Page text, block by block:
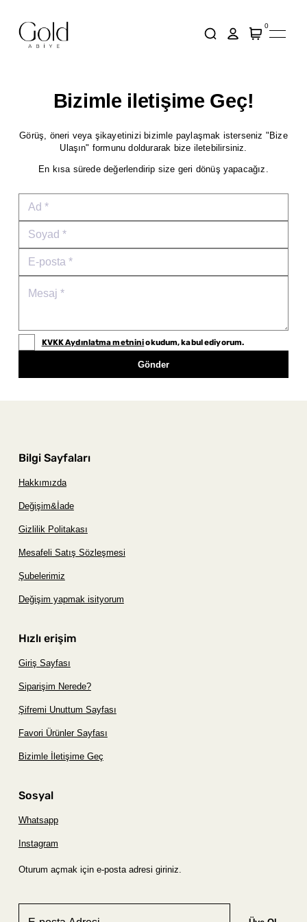
0
Bizimle iletişime Geç!
Görüş, öneri veya şikayetinizi bizimle paylaşmak isterseniz "Bize
Ulaşın" formunu doldurarak bize iletebilirsiniz.
En kısa sürede değerlendirip size geri dönüş yapacağız.
KVKK Aydınlatma metniniokudum, kabul ediyorum.
Gönder
Bilgi Sayfaları
Hakkımızda
Değişim&İade
Gizlilik Politakası
Mesafeli Satış Sözleşmesi
Şubelerimiz
Değişim yapmak isityorum
Hızlı erişim
Giriş Sayfası
Siparişim Nerede?
Şifremi Unuttum Sayfası
Favori Ürünler Sayfası
Bizimle İletişime Geç
Sosyal
Whatsapp
Instagram
Oturum açmak için e-posta adresi giriniz.